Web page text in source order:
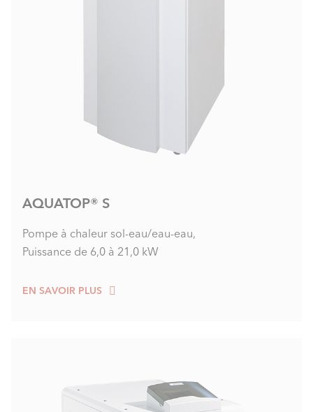
AQUATOP® S
Pompe à chaleur sol-eau/eau-eau,
Puissance de 6,0 à 21,0 kW
EN SAVOIR PLUS